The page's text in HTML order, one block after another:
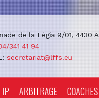
de la Légia 9/01, 4430
341 41 94
secretariat@lffs.eu
IP ARBITRAGE COACHES